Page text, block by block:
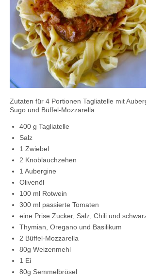
Zutaten für 4 Portionen Tagliatelle mit
Sugo und Büffel-Mozzarella
400 g Tagliatelle
Salz
1 Zwiebel
2 Knoblauchzehen
1 Aubergine
Olivenöl
100 ml Rotwein
300 ml passierte Tomaten
eine Prise Zucker, Salz, Chili und
Thymian, Oregano und Basilikum
2 Büffel-Mozzarella
80g Weizenmehl
1 Ei
80g Semmelbrösel